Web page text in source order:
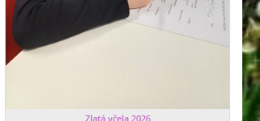
Zlatá včela 2026